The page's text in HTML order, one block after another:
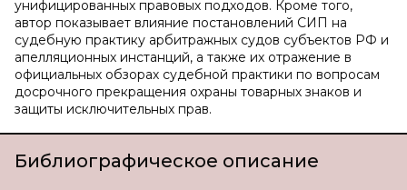
унифицированных правовых подходов. Кроме того,
автор показывает влияние постановлений СИП на
судебную практику арбитражных судов субъектов РФ и
апелляционных инстанций, а также их отражение в
официальных обзорах судебной практики по вопросам
досрочного прекращения охраны товарных знаков и
защиты исключительных прав.
Библиографическое описание